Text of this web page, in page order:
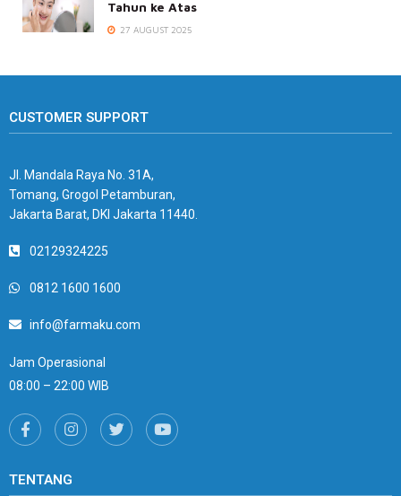
Tahun ke Atas
27 AUGUST 2025
CUSTOMER SUPPORT
Jl. Mandala Raya No. 31A,
Tomang, Grogol Petamburan,
Jakarta Barat, DKI Jakarta 11440.
02129324225
0812 1600 1600
info@farmaku.com
Jam Operasional
08:00 – 22:00 WIB
TENTANG